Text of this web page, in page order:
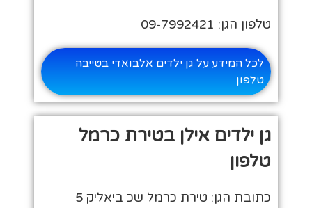
טלפון הגן: 09-7992421
לכל המידע על גן ילדים אלבואדי בטייבה
טלפון
גן ילדים אילן בטירת כרמל
טלפון
כתובת הגן: טירת כרמל שכ ביאליק 5